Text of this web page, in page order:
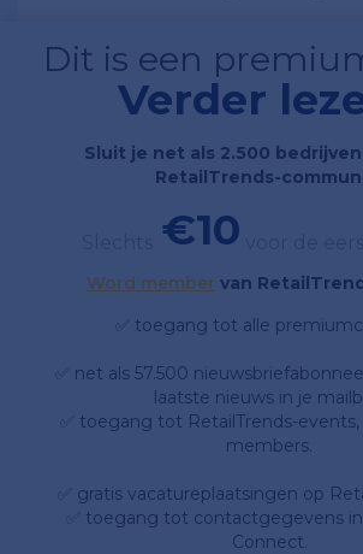
Dit is een
Verder
Sluit je net als 2.500
RetailTrends-
€10
Word member van
✅ toegang tot alle
✅ net als 57.500
laatste nieuws in je
✅ toegang tot RetailTrends-
members.
✅ gratis vacatureplaatsingen op
✅ toegang tot contactgegevens
Connect.